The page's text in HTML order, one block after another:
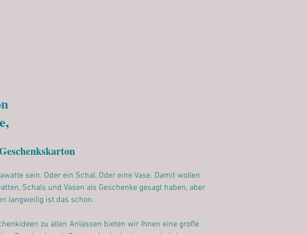
sein. Oder ein Schal, Oder eine Vase. Damit wollen
Schals und Vasen als Geschenke gesagt haben, aber
langweilig ist das schon.
zu allen Anlässen bieten wir Ihnen eine große